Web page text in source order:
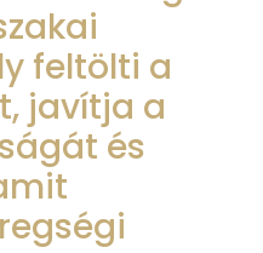
feltölti a
javítja a
és